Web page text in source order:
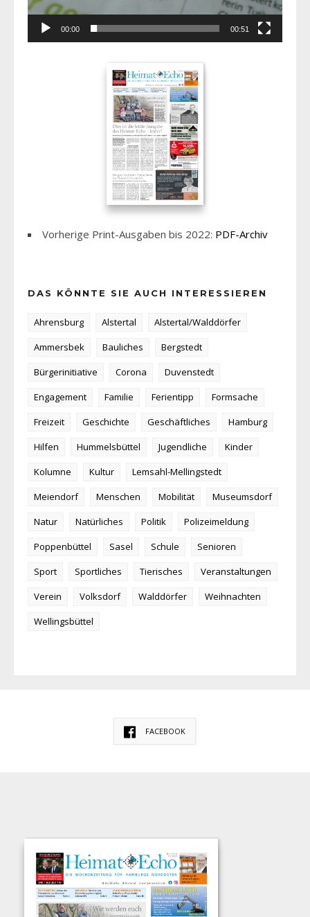
00:00 00:51
Vorherige Print-Ausgaben bis 2022: PDF-Archiv
DAS KÖNNTE SIE AUCH INTERESSIEREN
Ahrensburg Alstertal
Alstertal/Walddörfer
Ammersbek
Bauliches
Bergstedt
Bürgerinitiative
Corona
Duvenstedt
Engagement
Familie Ferientipp
Formsache
Freizeit
Geschichte Geschäftliches
Hamburg
Hilfen
Hummelsbüttel Jugendliche
Kinder
Kolumne
Kultur
Lemsahl-Mellingstedt
Meiendorf
Menschen Mobilität
Museumsdorf
Natur
Natürliches Politik
Polizeimeldung
Poppenbüttel
Sasel Schule
Senioren
Sport
Sportliches Tierisches
Veranstaltungen
Verein
Volksdorf Walddörfer
Weihnachten
Wellingsbüttel
FACEBOOK